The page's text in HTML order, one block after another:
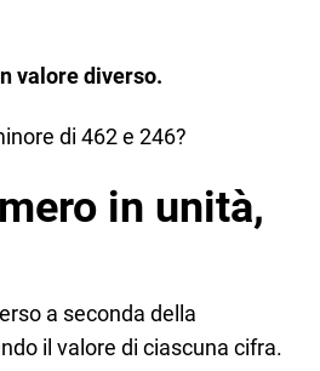
valore diverso.
di 462 e 246?
in unità,
a seconda della
il valore di ciascuna cifra.